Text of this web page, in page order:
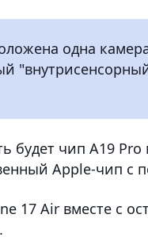
одна
будет чип A19
Apple-чип с
17 Air вместе с